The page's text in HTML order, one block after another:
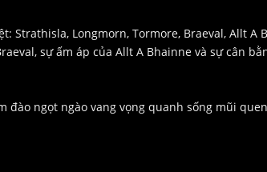
Strathisla, Longmorn, Tormore, Braeval, Allt A
sự ấm áp của Allt A Bhainne và sự cân
ngọt ngào vang vọng quanh sống mũi